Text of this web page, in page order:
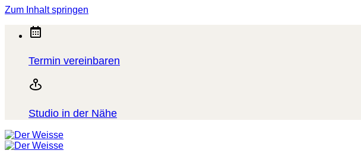
Zum Inhalt springen
Termin vereinbaren
Studio in der Nähe